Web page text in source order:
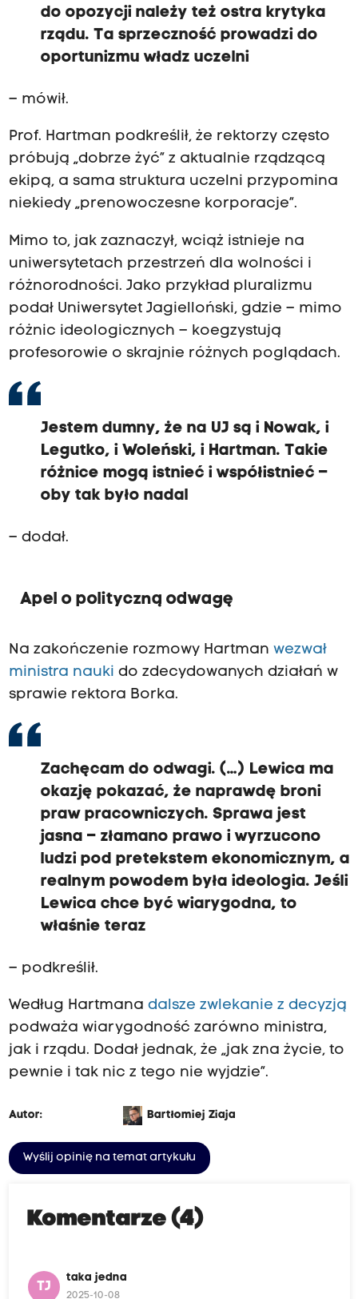
do opozycji należy też ostra krytyka
rządu. Ta sprzeczność prowadzi do
oportunizmu władz uczelni
– mówił.
Prof. Hartman podkreślił, że rektorzy często
próbują „dobrze żyć” z aktualnie rządzącą
ekipą, a sama struktura uczelni przypomina
niekiedy „prenowoczesne korporacje”.
Mimo to, jak zaznaczył, wciąż istnieje na
uniwersytetach przestrzeń dla wolności i
różnorodności. Jako przykład pluralizmu
podał Uniwersytet Jagielloński, gdzie – mimo
różnic ideologicznych – koegzystują
profesorowie o skrajnie różnych poglądach.
Jestem dumny, że na UJ są i Nowak, i
Legutko, i Woleński, i Hartman. Takie
różnice mogą istnieć i współistnieć –
oby tak było nadal
– dodał.
Apel o polityczną odwagę
Na zakończenie rozmowy Hartman wezwał
ministra nauki do zdecydowanych działań w
sprawie rektora Borka.
Zachęcam do odwagi. (…) Lewica ma
okazję pokazać, że naprawdę broni
praw pracowniczych. Sprawa jest
jasna – złamano prawo i wyrzucono
ludzi pod pretekstem ekonomicznym, a
realnym powodem była ideologia. Jeśli
Lewica chce być wiarygodna, to
właśnie teraz
– podkreślił.
Według Hartmana dalsze zwlekanie z decyzją
podważa wiarygodność zarówno ministra,
jak i rządu. Dodał jednak, że „jak zna życie, to
pewnie i tak nic z tego nie wyjdzie”.
Autor: Bartłomiej Ziaja
Wyślij opinię na temat artykułu
Komentarze (4)
TJ
taka jedna
2025-10-08